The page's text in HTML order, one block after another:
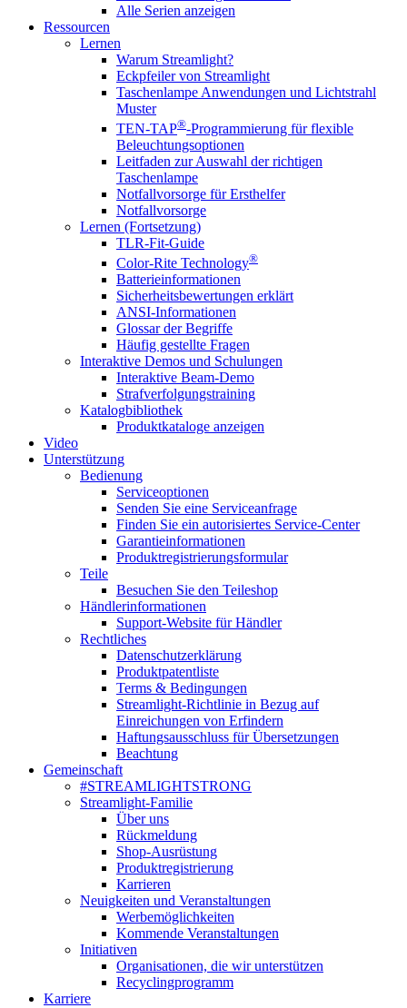
Alle Serien anzeigen
Ressourcen
Lernen
Warum Streamlight?
Eckpfeiler von Streamlight
Taschenlampe Anwendungen und Lichtstrahl
Muster
TEN-TAP®-Programmierung für flexible
Beleuchtungsoptionen
Leitfaden zur Auswahl der richtigen
Taschenlampe
Notfallvorsorge für Ersthelfer
Notfallvorsorge
Lernen (Fortsetzung)
TLR-Fit-Guide
Color-Rite Technology®
Batterieinformationen
Sicherheitsbewertungen erklärt
ANSI-Informationen
Glossar der Begriffe
Häufig gestellte Fragen
Interaktive Demos und Schulungen
Interaktive Beam-Demo
Strafverfolgungstraining
Katalogbibliothek
Produktkataloge anzeigen
Video
Unterstützung
Bedienung
Serviceoptionen
Senden Sie eine Serviceanfrage
Finden Sie ein autorisiertes Service-Center
Garantieinformationen
Produktregistrierungsformular
Teile
Besuchen Sie den Teileshop
Händlerinformationen
Support-Website für Händler
Rechtliches
Datenschutzerklärung
Produktpatentliste
Terms & Bedingungen
Streamlight-Richtlinie in Bezug auf
Einreichungen von Erfindern
Haftungsausschluss für Übersetzungen
Beachtung
Gemeinschaft
#STREAMLIGHTSTRONG
Streamlight-Familie
Über uns
Rückmeldung
Shop-Ausrüstung
Produktregistrierung
Karrieren
Neuigkeiten und Veranstaltungen
Werbemöglichkeiten
Kommende Veranstaltungen
Initiativen
Organisationen, die wir unterstützen
Recyclingprogramm
Karriere